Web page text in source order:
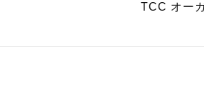
TCC オー